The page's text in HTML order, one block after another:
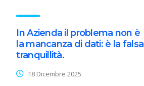
In Azienda il problema non è
la mancanza di dati: è la falsa
tranquillità.
18 Dicembre 2025